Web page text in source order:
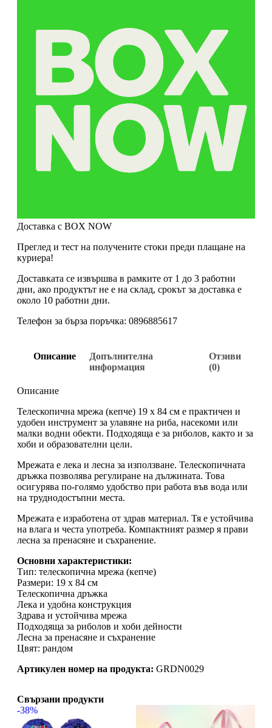
Доставка с BOX NOW
Преглед и тест на получените стоки преди плащане на
куриера!
Доставката се извършва в рамките от 1 до 3 работни
дни, ако продуктът не е на склад, срокът за доставка е
около 10 работни дни.
Телефон за бърза поръчка: 0896885617
Описание
Допълнителна
информация
Отзиви
(0)
Описание
Телескопична мрежа (кепче) 19 х 84 см е практичен и
удобен инструмент за улавяне на риба, насекоми или
малки водни обекти. Подходяща е за риболов, както и за
хоби и образователни цели.
Мрежата е лека и лесна за използване. Телескопичната
дръжка позволява регулиране на дължината. Това
осигурява по-голямо удобство при работа във вода или
на труднодостъпни места.
Мрежата е изработена от здрав материал. Тя е устойчива
на влага и честа употреба. Компактният размер я прави
лесна за пренасяне и съхранение.
Основни характеристики:
Тип: телескопична мрежа (кепче)
Размери: 19 х 84 см
Телескопична дръжка
Лека и удобна конструкция
Здрава и устойчива мрежа
Подходяща за риболов и хоби дейности
Лесна за пренасяне и съхранение
Цвят: рандом
Артикулен номер на продукта: GRDN0029
Свързани продукти
-38%